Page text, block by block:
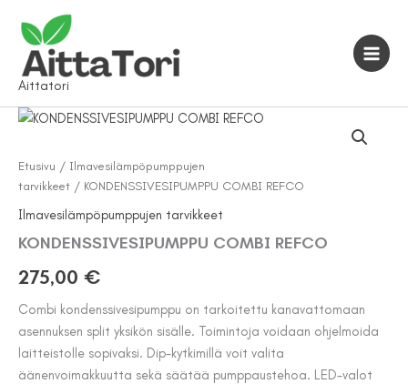
sisältöön
Aittatori
Etusivu / Ilmavesilämpöpumppujen
tarvikkeet / KONDENSSIVESIPUMPPU COMBI REFCO
Ilmavesilämpöpumppujen tarvikkeet
KONDENSSIVESIPUMPPU COMBI REFCO
275,00 €
Combi kondenssivesipumppu on tarkoitettu kanavattomaan
asennuksen split yksikön sisälle. Toimintoja voidaan ohjelmoida
laitteistolle sopivaksi. Dip-kytkimillä voit valita
äänenvoimakkuutta sekä säätää pumppaustehoa. LED-valot